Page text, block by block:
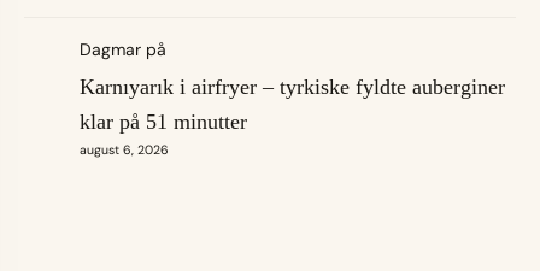
Dagmarpå
Karnıyarık i airfryer – tyrkiske fyldte auberginer
klar på 51 minutter
august 6, 2026